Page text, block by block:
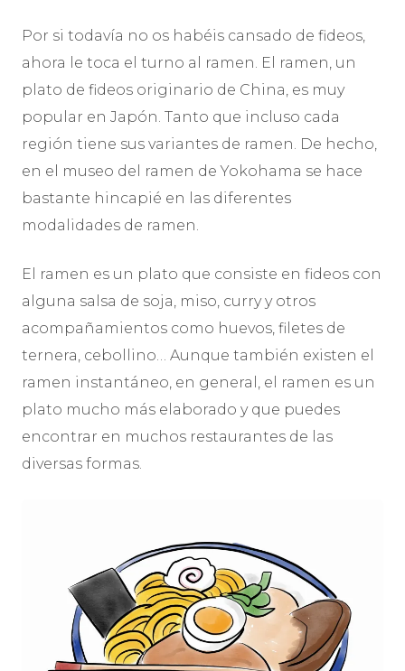
Por si todavía no os habéis cansado de fideos,
ahora le toca el turno al ramen. El ramen, un
plato de fideos originario de China, es muy
popular en Japón. Tanto que incluso cada
región tiene sus variantes de ramen. De hecho,
en el museo del ramen de Yokohama se hace
bastante hincapié en las diferentes
modalidades de ramen.
El ramen es un plato que consiste en fideos con
alguna salsa de soja, miso, curry y otros
acompañamientos como huevos, filetes de
ternera, cebollino… Aunque también existen el
ramen instantáneo, en general, el ramen es un
plato mucho más elaborado y que puedes
encontrar en muchos restaurantes de las
diversas formas.